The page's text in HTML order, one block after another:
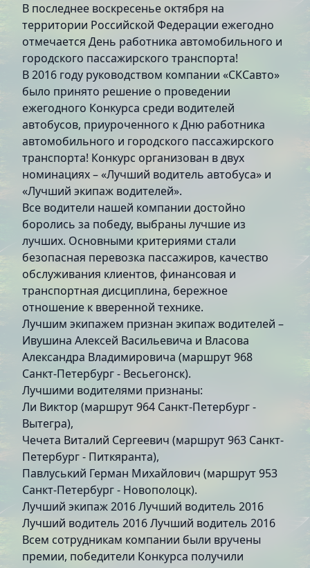
В последнее воскресенье октября на
территории Российской Федерации ежегодно
отмечается День работника автомобильного и
городского пассажирского транспорта!
В 2016 году руководством компании «СКСавто»
было принято решение о проведении
ежегодного Конкурса среди водителей
автобусов, приуроченного к Дню работника
автомобильного и городского пассажирского
транспорта! Конкурс организован в двух
номинациях – «Лучший водитель автобуса» и
«Лучший экипаж водителей».
Все водители нашей компании достойно
боролись за победу, выбраны лучшие из
лучших. Основными критериями стали
безопасная перевозка пассажиров, качество
обслуживания клиентов, финансовая и
транспортная дисциплина, бережное
отношение к вверенной технике.
Лучшим экипажем признан экипаж водителей –
Ивушина Алексей Васильевича и Власова
Александра Владимировича (маршрут 968
Санкт-Петербург - Весьегонск).
Лучшими водителями признаны:
Ли Виктор (маршрут 964 Санкт-Петербург -
Вытегра),
Чечета Виталий Сергеевич (маршрут 963 Санкт-
Петербург - Питкяранта),
Павлуський Герман Михайлович (маршрут 953
Санкт-Петербург - Новополоцк).
Лучший экипаж 2016Лучший водитель 2016
Лучший водитель 2016Лучший водитель 2016
Всем сотрудникам компании были вручены
премии, победители Конкурса получили